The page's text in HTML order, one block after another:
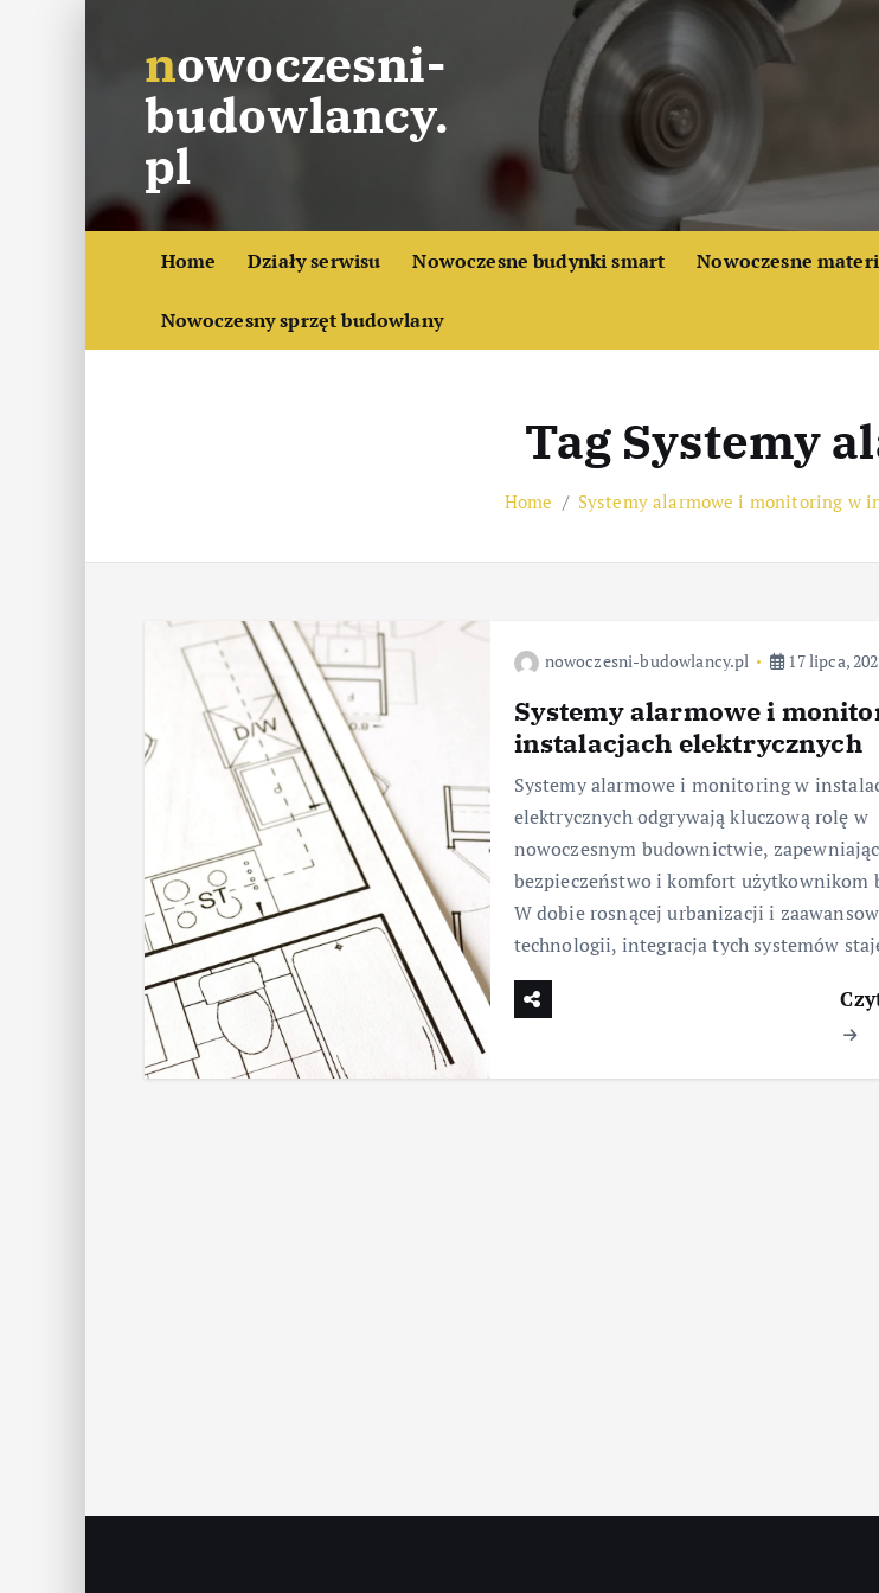
c
o
nowoczesni-
budowlancy.
pl
Home Działy serwisu Nowoczesne budynki smart Nowoczesne
Nowoczesny sprzęt budowlany
Tag Systemy
Home Systemy alarmowe i monitoring w
nowoczesni-budowlancy.pl 17 lipca,
Systemy alarmowe i
instalacjach elektrycznych
Systemy alarmowe i monitoring w
elektrycznych odgrywają kluczową rolę w
nowoczesnym budownictwie, zapewniając
bezpieczeństwo i komfort użytkownikom
W dobie rosnącej urbanizacji i
technologii, integracja tych systemów